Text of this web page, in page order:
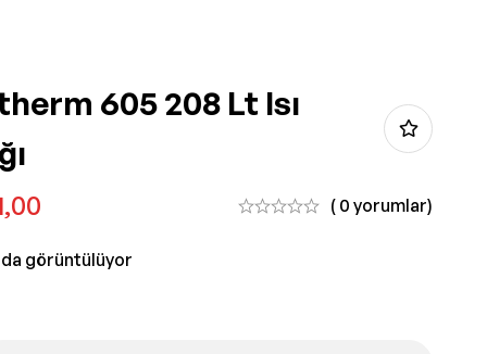
605 208 Lt Isı
( 0 yorumlar)
görüntülüyor